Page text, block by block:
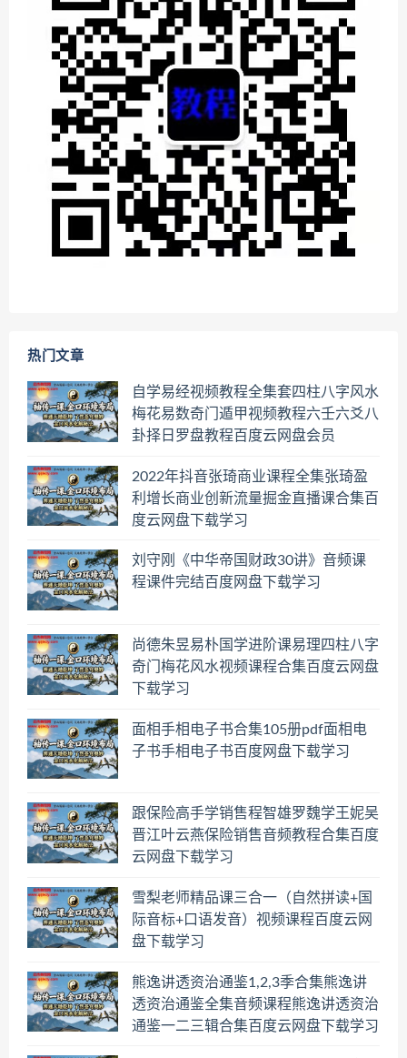
热门文章
自学易经视频教程全集套四柱八字风水
梅花易数奇门遁甲视频教程六壬六爻八
卦择日罗盘教程百度云网盘会员
2022年抖音张琦商业课程全集张琦盈
利增长商业创新流量掘金直播课合集百
度云网盘下载学习
刘守刚《中华帝国财政30讲》音频课
程课件完结百度网盘下载学习
尚德朱昱易朴国学进阶课易理四柱八字
奇门梅花风水视频课程合集百度云网盘
下载学习
面相手相电子书合集105册pdf面相电
子书手相电子书百度网盘下载学习
跟保险高手学销售程智雄罗魏学王妮吴
晋江叶云燕保险销售音频教程合集百度
云网盘下载学习
雪梨老师精品课三合一（自然拼读+国
际音标+口语发音）视频课程百度云网
盘下载学习
熊逸讲透资治通鉴1,2,3季合集熊逸讲
透资治通鉴全集音频课程熊逸讲透资治
通鉴一二三辑合集百度云网盘下载学习